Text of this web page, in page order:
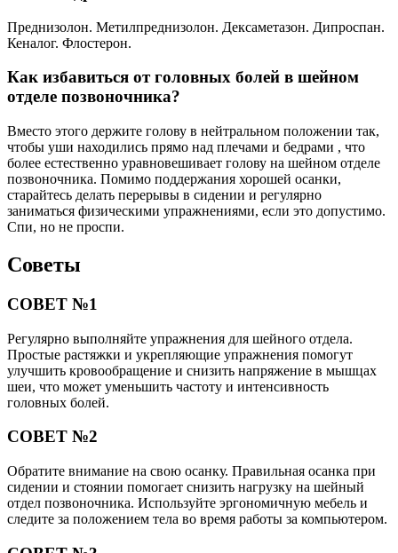
Преднизолон. Метилпреднизолон. Дексаметазон. Дипроспан.
Кеналог. Флостерон.
Как избавиться от головных болей в шейном
отделе позвоночника?
Вместо этого держите голову в нейтральном положении так,
чтобы уши находились прямо над плечами и бедрами , что
более естественно уравновешивает голову на шейном отделе
позвоночника. Помимо поддержания хорошей осанки,
старайтесь делать перерывы в сидении и регулярно
заниматься физическими упражнениями, если это допустимо.
Спи, но не проспи.
Советы
СОВЕТ №1
Регулярно выполняйте упражнения для шейного отдела.
Простые растяжки и укрепляющие упражнения помогут
улучшить кровообращение и снизить напряжение в мышцах
шеи, что может уменьшить частоту и интенсивность
головных болей.
СОВЕТ №2
Обратите внимание на свою осанку. Правильная осанка при
сидении и стоянии помогает снизить нагрузку на шейный
отдел позвоночника. Используйте эргономичную мебель и
следите за положением тела во время работы за компьютером.